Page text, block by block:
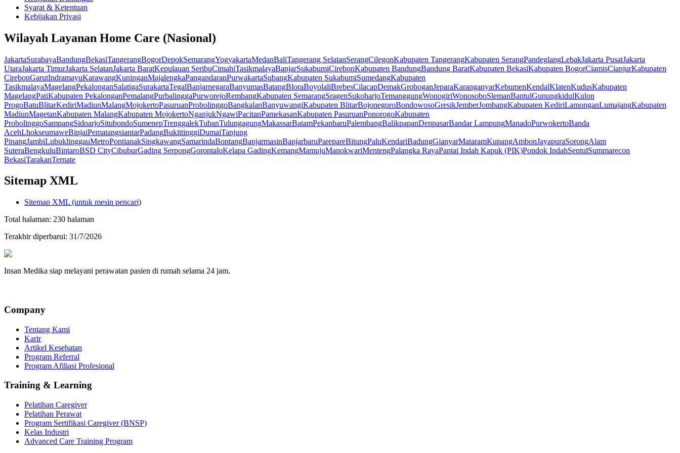
Syarat & Ketentuan
Kebijakan Privasi
Wilayah Layanan Home Care (Nasional)
JakartaSurabayaBandungBekasiTangerangBogorDepokSemarangYogyakartaMedanBaliTangerang SelatanSerangCilegonKabupaten TangerangKabupaten SerangPandeglangLebakJakarta PusatJakarta
UtaraJakarta TimurJakarta SelatanJakarta BaratKepulauan SeribuCimahiTasikmalayaBanjarSukabumiCirebonKabupaten BandungBandung BaratKabupaten BekasiKabupaten BogorCiamisCianjurKabupaten
CirebonGarutIndramayuKarawangKuninganMajalengkaPangandaranPurwakartaSubangKabupaten SukabumiSumedangKabupaten
TasikmalayaMagelangPekalonganSalatigaSurakartaTegalBanjarnegaraBanyumasBatangBloraBoyolaliBrebesCilacapDemakGroboganJeparaKaranganyarKebumenKendalKlatenKudusKabupaten
MagelangPatiKabupaten PekalonganPemalangPurbalinggaPurworejoRembangKabupaten SemarangSragenSukoharjoTemanggungWonogiriWonosoboSlemanBantulGunungkidulKulon
ProgoBatuBlitarKediriMadiunMalangMojokertoPasuruanProbolinggoBangkalanBanyuwangiKabupaten BlitarBojonegoroBondowosoGresikJemberJombangKabupaten KediriLamonganLumajangKabupaten
MadiunMagetanKabupaten MalangKabupaten MojokertoNganjukNgawiPacitanPamekasanKabupaten PasuruanPonorogoKabupaten
ProbolinggoSampangSidoarjoSitubondoSumenepTrenggalekTubanTulungagungMakassarBatamPekanbaruPalembangBalikpapanDenpasarBandar LampungManadoPurwokertoBanda
AcehLhokseumaweBinjaiPematangsiantarPadangBukittinggiDumaiTanjung
PinangJambiLubuklinggauMetroPontianakSingkawangSamarindaBontangBanjarmasinBanjarbaruParepareBitungPaluKendariBadungGianyarMataramKupangAmbonJayapuraSorongAlam
SuteraBengkuluBintaroBSD CityCibuburGading SerpongGorontaloKelapa GadingKemangMamujuManokwariMentengPalangka RayaPantai Indah Kapuk (PIK)Pondok IndahSentulSummarecon
BekasiTarakanTernate
Sitemap XML
Sitemap XML (untuk mesin pencari)
Total halaman: 230 halaman
Terakhir diperbarui: 31/7/2026
Insan Medika siap melayani perawatan pasien di rumah selama 24 jam.
Company
Tentang Kami
Karir
Artikel Kesehatan
Program Referral
Program Afiliasi Profesional
Training & Learning
Pelatihan Caregiver
Pelatihan Perawat
Program Sertifikasi Caregiver (BNSP)
Kelas Industri
Advanced Care Training Program